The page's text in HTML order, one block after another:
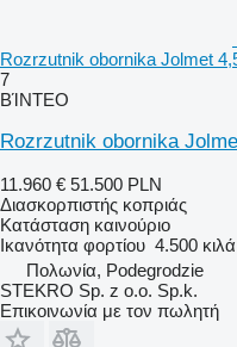
Rozrzutnik obornika Jolmet
7
ΒΊΝΤΕΟ
Rozrzutnik obornika
11.960 € 51.500 PLN
Διασκορπιστής κοπριάς
Κατάσταση καινούριο
Ικανότητα φορτίου 4.500 κιλά
Πολωνία, Podegrodzie
STEKRO Sp. z o.o. Sp.k.
Επικοινωνία με τον πωλητή